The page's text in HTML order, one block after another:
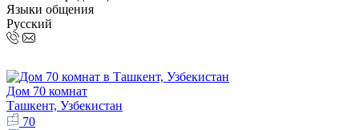
Языки общения
Русский
Дом 70 комнат
Ташкент, Узбекистан
70